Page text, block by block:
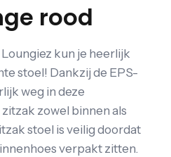
rood
kun je heerlijk
stoel! Dankzij de EPS-
weg in deze
zowel binnen als
stoel is veilig doordat
verpakt zitten.